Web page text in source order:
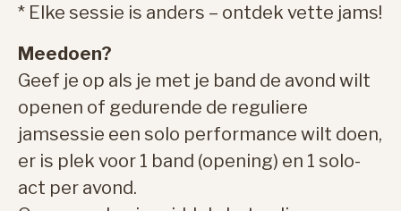
* Elke sessie is anders – ontdek vette jams!
Meedoen?
Geef je op als je met je band de avond wilt
openen of gedurende de reguliere
jamsessie een solo performance wilt doen,
er is plek voor 1 band (opening) en 1 solo-
act per avond.